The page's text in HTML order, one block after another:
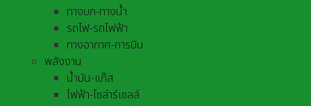
ทางบก-ทางน้ำ
รถไฟ-รถไฟฟ้า
ทางอากาศ-การบิน
พลังงาน
น้ำมัน-แก๊ส
ไฟฟ้า-โซล่าร์เซลล์